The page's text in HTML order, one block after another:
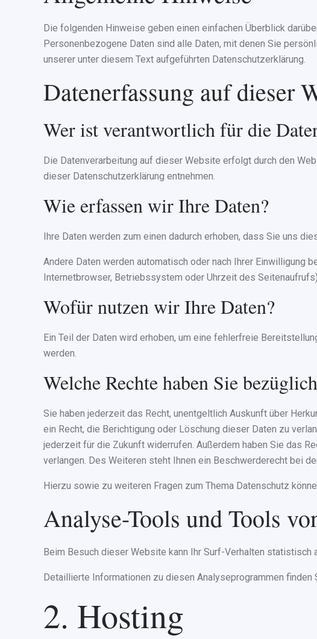
Die folgenden Hinweise geben einen einfachen Überblick
Personenbezogene Daten sind alle Daten, mit denen Sie
unserer unter diesem Text aufgeführten Datenschutzerklärung.
Datenerfassung auf dieser
Wer ist verantwortlich für die
Die Datenverarbeitung auf dieser Website erfolgt durch den
dieser Datenschutzerklärung entnehmen.
Wie erfassen wir Ihre Daten?
Ihre Daten werden zum einen dadurch erhoben, dass Sie uns
Andere Daten werden automatisch oder nach Ihrer Einwilligung
Internetbrowser, Betriebssystem oder Uhrzeit des
Wofür nutzen wir Ihre Daten?
Ein Teil der Daten wird erhoben, um eine fehlerfreie
werden.
Welche Rechte haben Sie
Sie haben jederzeit das Recht, unentgeltlich Auskunft über
ein Recht, die Berichtigung oder Löschung dieser Daten zu
jederzeit für die Zukunft widerrufen. Außerdem haben Sie das
verlangen. Des Weiteren steht Ihnen ein Beschwerderecht bei
Hierzu sowie zu weiteren Fragen zum Thema Datenschutz
Analyse-Tools und Tools
Beim Besuch dieser Website kann Ihr Surf-Verhalten
Detaillierte Informationen zu diesen Analyseprogrammen finden
2. Hosting